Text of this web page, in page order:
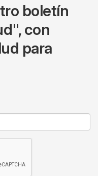
boletín
con
para